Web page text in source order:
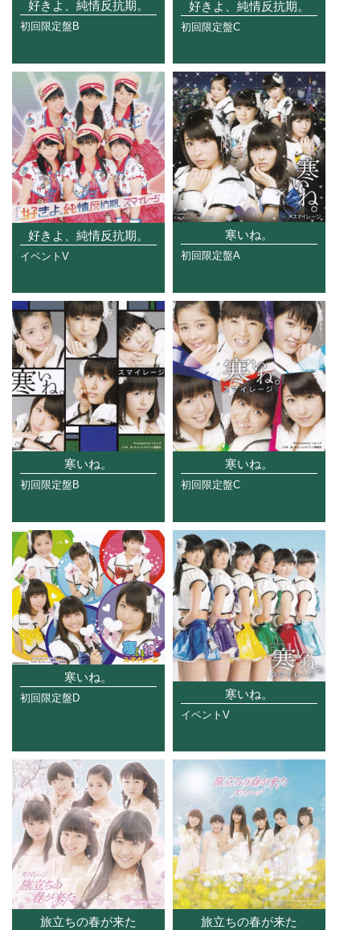
好きよ、純情反抗期。
初回限定盤B
好きよ、純情反抗期。
初回限定盤C
好きよ、純情反抗期。
イベントV
寒いね。
初回限定盤A
寒いね。
初回限定盤B
寒いね。
初回限定盤C
寒いね。
初回限定盤D 寒いね。
イベントV
旅立ちの春が来た 旅立ちの春が来た